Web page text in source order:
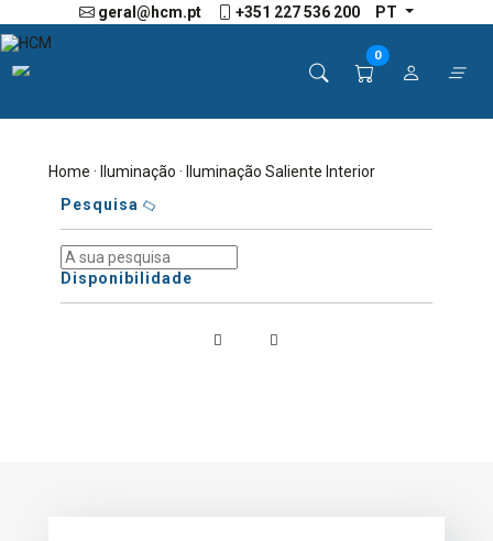
geral@hcm.pt +351 227 536 200 PT
0
Home ·Iluminação · Iluminação Saliente Interior
Pesquisa
Disponibilidade